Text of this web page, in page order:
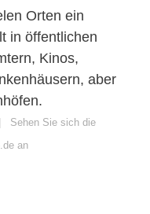
Orten ein
in öffentlichen
Kinos,
aber
Sehen Sie sich die
an